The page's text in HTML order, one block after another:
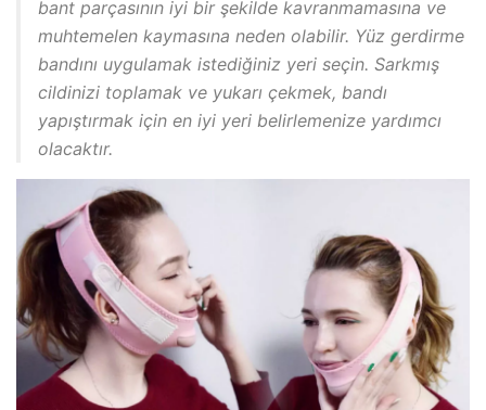
bant parçasının iyi bir şekilde kavranmamasına ve
muhtemelen kaymasına neden olabilir. Yüz gerdirme
bandını uygulamak istediğiniz yeri seçin. Sarkmış
cildinizi toplamak ve yukarı çekmek, bandı
yapıştırmak için en iyi yeri belirlemenize yardımcı
olacaktır.